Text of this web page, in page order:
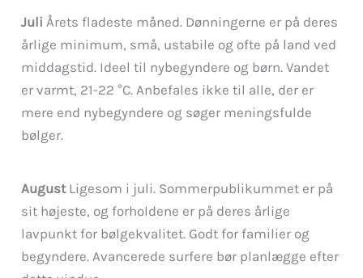
Juli Årets fladeste måned. Dønningerne er på deres
årlige minimum, små, ustabile og ofte på land ved
middagstid. Ideel til nybegyndere og børn. Vandet
er varmt, 21-22 °C. Anbefales ikke til alle, der er
mere end nybegyndere og søger meningsfulde
bølger.
AugustLigesom i juli. Sommerpublikummet er på
sit højeste, og forholdene er på deres årlige
lavpunkt for bølgekvalitet. Godt for familier og
begyndere. Avancerede surfere bør planlægge efter